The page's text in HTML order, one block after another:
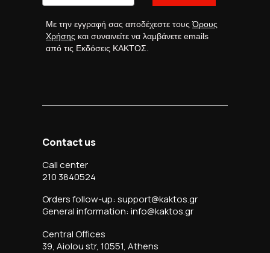
Με την εγγραφή σας αποδέχεστε τουςΌρους
Χρήσης και συναινείτε να λαμβάνετε emails
από τις Εκδόσεις ΚΑΚΤΟΣ.
Contact us
Call center
210 3840524
Orders follow-up: support@kaktos.gr
General information: info@kaktos.gr
Central Offices
39, Aiolou str, 10551, Athens